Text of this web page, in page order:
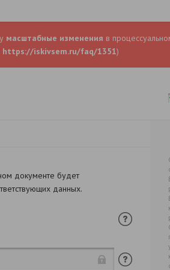
масштабные изменения в
https://iskivsem.ru/faq/1351)
документе будет
данных.